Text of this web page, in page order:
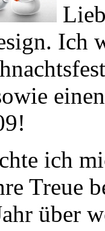
Ich
ich
Treue
über